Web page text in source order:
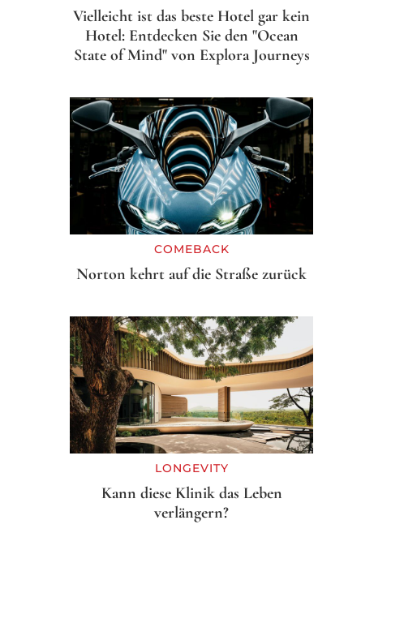
Vielleicht ist das beste Hotel gar kein
Hotel: Entdecken Sie den "Ocean
State of Mind" von Explora Journeys
COMEBACK
Norton kehrt auf die Straße zurück
LONGEVITY
Kann diese Klinik das Leben
verlängern?